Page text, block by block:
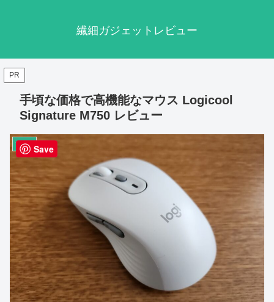
繊細ガジェットレビュー
PR
手頃な価格で高機能なマウス Logicool
Signature M750 レビュー
マウス Save